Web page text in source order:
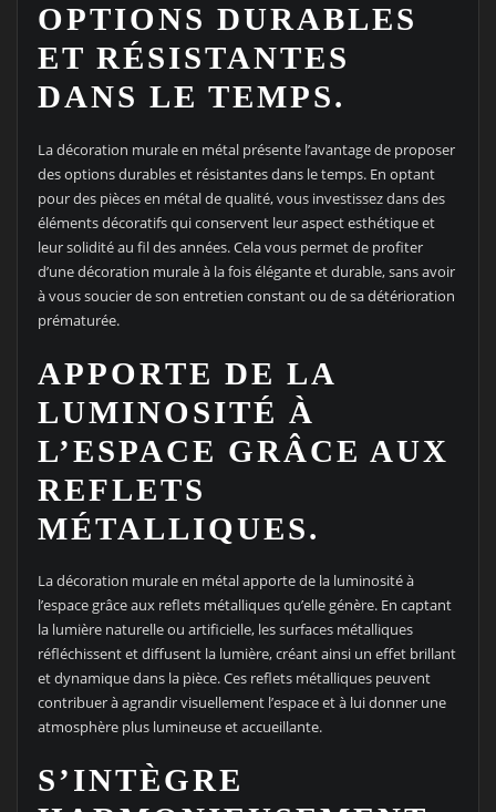
OPTIONS DURABLES
ET RÉSISTANTES
DANS LE TEMPS.
La décoration murale en métal présente l’avantage de proposer
des options durables et résistantes dans le temps. En optant
pour des pièces en métal de qualité, vous investissez dans des
éléments décoratifs qui conservent leur aspect esthétique et
leur solidité au fil des années. Cela vous permet de profiter
d’une décoration murale à la fois élégante et durable, sans avoir
à vous soucier de son entretien constant ou de sa détérioration
prématurée.
APPORTE DE LA
LUMINOSITÉ À
L’ESPACE GRÂCE AUX
REFLETS
MÉTALLIQUES.
La décoration murale en métal apporte de la luminosité à
l’espace grâce aux reflets métalliques qu’elle génère. En captant
la lumière naturelle ou artificielle, les surfaces métalliques
réfléchissent et diffusent la lumière, créant ainsi un effet brillant
et dynamique dans la pièce. Ces reflets métalliques peuvent
contribuer à agrandir visuellement l’espace et à lui donner une
atmosphère plus lumineuse et accueillante.
S’INTÈGRE